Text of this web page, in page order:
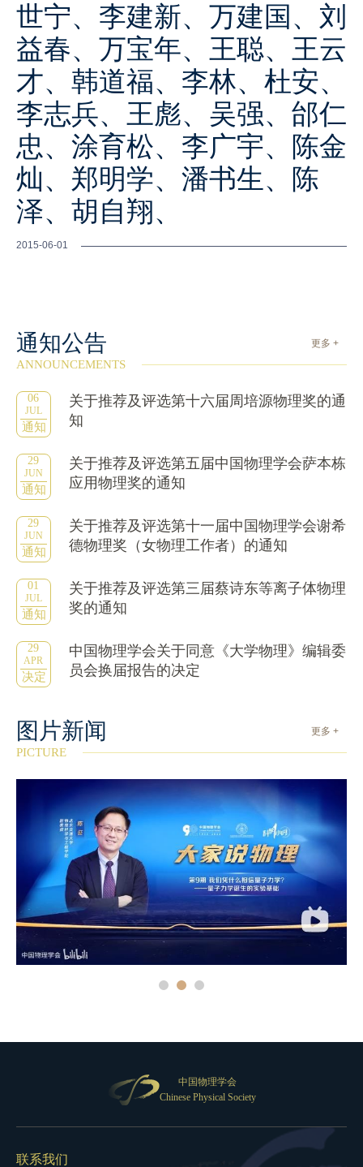
世宁、李建新、万建国、刘
益春、万宝年、王聪、王云
才、韩道福、李林、杜安、
李志兵、王彪、吴强、邰仁
忠、涂育松、李广宇、陈金
灿、郑明学、潘书生、陈
泽、胡自翔、
2015-06-01
通知公告 更多 +
ANNOUNCEMENTS
06
JUL
通知
关于推荐及评选第十六届周培源物理奖的通
知
29
JUN
通知
关于推荐及评选第五届中国物理学会萨本栋
应用物理奖的通知
29
JUN
通知
关于推荐及评选第十一届中国物理学会谢希
德物理奖（女物理工作者）的通知
01
JUL
通知
关于推荐及评选第三届蔡诗东等离子体物理
奖的通知
29
APR
决定
中国物理学会关于同意《大学物理》编辑委
员会换届报告的决定
更多 +
图片新闻
PICTURE
中国物理学会
Chinese Physical Society
联系我们